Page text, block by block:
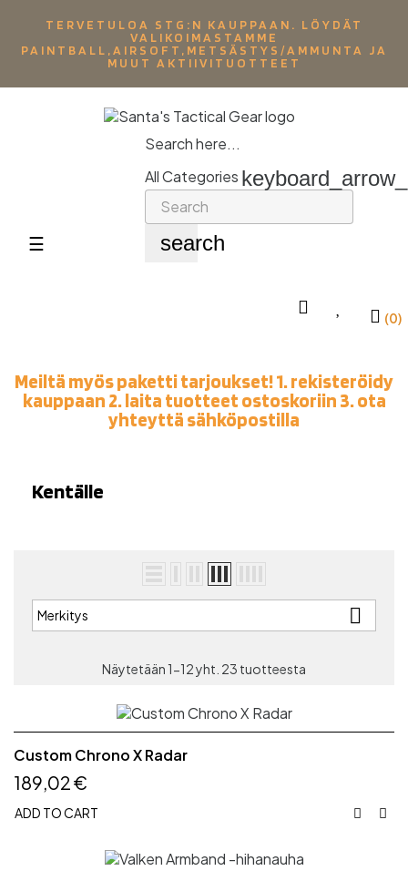
TERVETULOA STG:N KAUPPAAN. LÖYDÄT
VALIKOIMASTAMME
PAINTBALL,AIRSOFT,METSÄSTYS/AMMUNTA JA
MUUT AKTIIVITUOTTEET
Toggle
☰
Search here...
All Categories
search
(0)
Meiltä myös paketti tarjoukset! 1. rekisteröidy
kauppaan 2. laita tuotteet ostoskoriin 3. ota
yhteyttä sähköpostilla
Kentälle
Merkitys 
Näytetään 1-12 yht. 23 tuotteesta
Custom Chrono X Radar
189,02 €
ADD TO CART  